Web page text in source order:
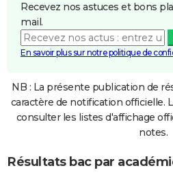
Recevez nos astuces et bons
mail.
En savoir plus sur notre politique de
NB : La présente publication de
caractère de notification officielle.
consulter les listes d'affichage
notes.
Résultats bac par